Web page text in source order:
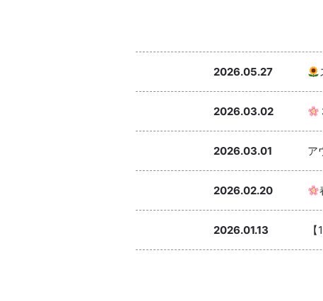
2026.05.27
2026.03.02
2026.03.01 ア
2026.02.20
2026.01.13